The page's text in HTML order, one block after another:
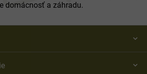
domácnosť a záhradu.